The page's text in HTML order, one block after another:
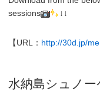
sessions
↓↓
【URL： http://30d.jp/
水納島シュノ